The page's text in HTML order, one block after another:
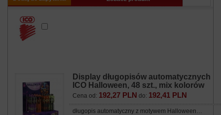
Display długopisów automatycznych
ICO Halloween, 48 szt., mix kolorów
Cena od: 192,27 PLN do: 192,41 PLN
długopis automatyczny z motywem Halloween…